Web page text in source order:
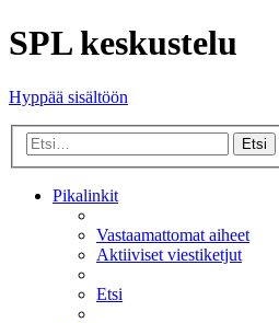
SPL keskustelu
Hyppää sisältöön
Etsi
Pikalinkit
Vastaamattomat aiheet
Aktiiviset viestiketjut
Etsi